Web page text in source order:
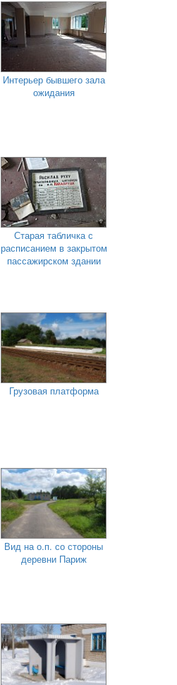
Интерьер бывшего зала
ожидания
Старая табличка с
расписанием в закрытом
пассажирском здании
Грузовая платформа
Вид на о.п. со стороны
деревни Париж